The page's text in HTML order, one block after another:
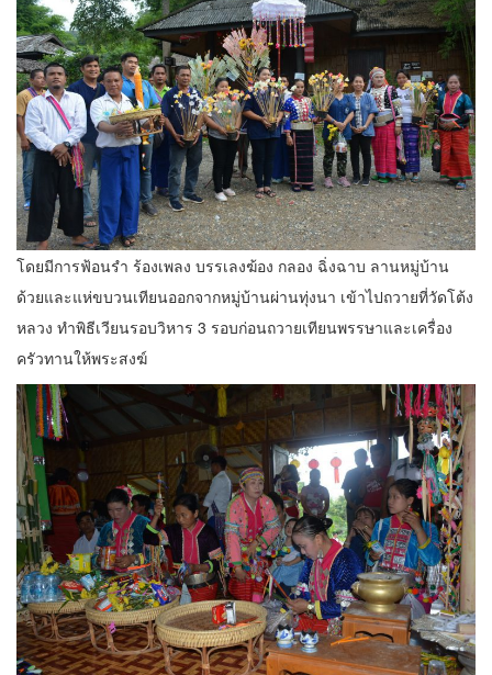
โดยมีการฟ้อนรำ ร้องเพลง บรรเลงฆ้อง กลอง ฉิ่งฉาบ ลานหมู่บ้าน
ด้วยและแห่ขบวนเทียนออกจากหมู่บ้านผ่านทุ่งนา เข้าไปถวายที่วัดโต้ง
หลวง ทำพิธีเวียนรอบวิหาร 3 รอบก่อนถวายเทียนพรรษาและเครื่อง
ครัวทานให้พระสงฆ์